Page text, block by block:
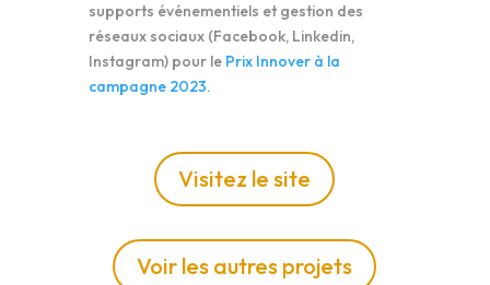
supports événementiels et gestion des
réseaux sociaux (Facebook, Linkedin,
Instagram) pour le Prix Innover à la
campagne 2023.
Visitez le site
Voir les autres projets